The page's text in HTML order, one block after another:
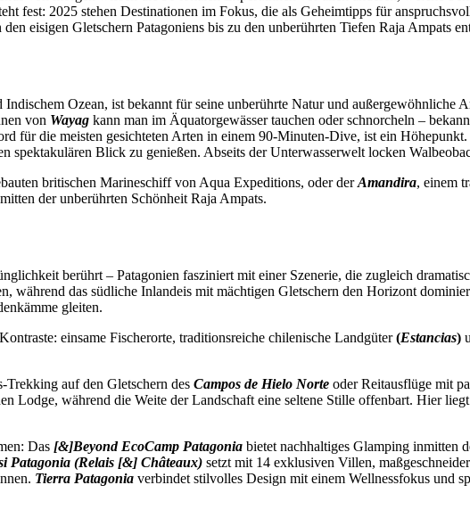
fest: 2025 stehen Destinationen im Fokus, die als Geheimtipps für
eisigen Gletschern Patagoniens bis zu den unberührten Tiefen Raja Ampats
Ozean, ist bekannt für seine unberührte Natur und außergewöhnliche
von Wayag kann man im Äquatorgewässer tauchen oder schnorcheln –
für die meisten gesichteten Arten in einem 90-Minuten-Dive, ist ein
spektakulären Blick zu genießen. Abseits der Unterwasserwelt locken
britischen Marineschiff von Aqua Expeditions, oder derAmandira, einem
der unberührten Schönheit Raja Ampats.
berührt – Patagonien fasziniert mit einer Szenerie, die zugleich
während das südliche Inlandeis mit mächtigen Gletschern den Horizont
gleiten.
einsame Fischerorte, traditionsreiche chilenische Landgüter(Estancias)
Trekking auf den Gletschern des Campos de Hielo Norte oder Reitausflüge mit
Lodge, während die Weite der Landschaft eine seltene Stille offenbart. Hier
Das [&]Beyond EcoCamp Patagonia bietet nachhaltiges Glamping inmitten
Patagonia (Relais [&] Châteaux) setzt mit 14 exklusiven Villen,
Tierra Patagonia verbindet stilvolles Design mit einem Wellnessfokus und